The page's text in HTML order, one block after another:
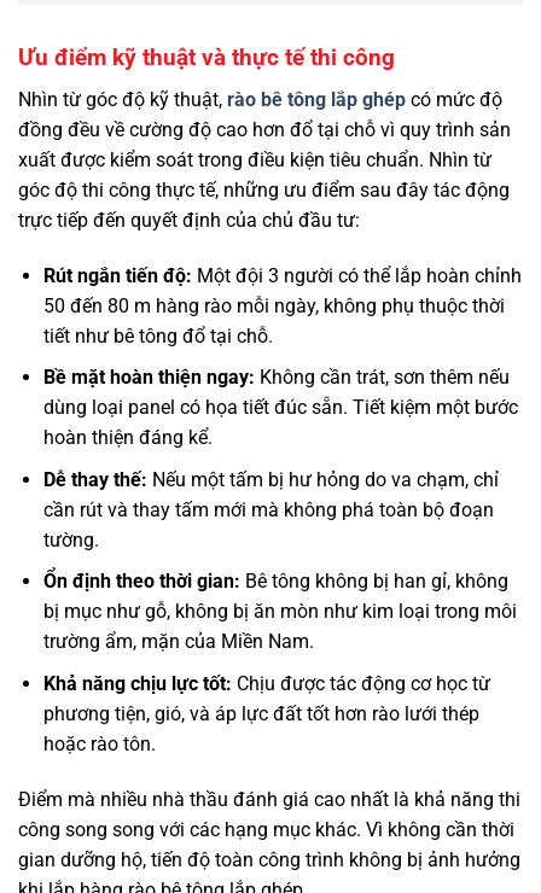
Ưu điểm kỹ thuật và thực tế thi công
Nhìn từ góc độ kỹ thuật, rào bê tông lắp ghép có mức độ
đồng đều về cường độ cao hơn đổ tại chỗ vì quy trình sản
xuất được kiểm soát trong điều kiện tiêu chuẩn. Nhìn từ
góc độ thi công thực tế, những ưu điểm sau đây tác động
trực tiếp đến quyết định của chủ đầu tư:
Rút ngắn tiến độ: Một đội 3 người có thể lắp hoàn chỉnh
50 đến 80 m hàng rào mỗi ngày, không phụ thuộc thời
tiết như bê tông đổ tại chỗ.
Bề mặt hoàn thiện ngay: Không cần trát, sơn thêm nếu
dùng loại panel có họa tiết đúc sẵn. Tiết kiệm một bước
hoàn thiện đáng kể.
Dễ thay thế: Nếu một tấm bị hư hỏng do va chạm, chỉ
cần rút và thay tấm mới mà không phá toàn bộ đoạn
tường.
Ổn định theo thời gian: Bê tông không bị han gỉ, không
bị mục như gỗ, không bị ăn mòn như kim loại trong môi
trường ẩm, mặn của Miền Nam.
Khả năng chịu lực tốt: Chịu được tác động cơ học từ
phương tiện, gió, và áp lực đất tốt hơn rào lưới thép
hoặc rào tôn.
Điểm mà nhiều nhà thầu đánh giá cao nhất là khả năng thi
công song song với các hạng mục khác. Vì không cần thời
gian dưỡng hộ, tiến độ toàn công trình không bị ảnh hưởng